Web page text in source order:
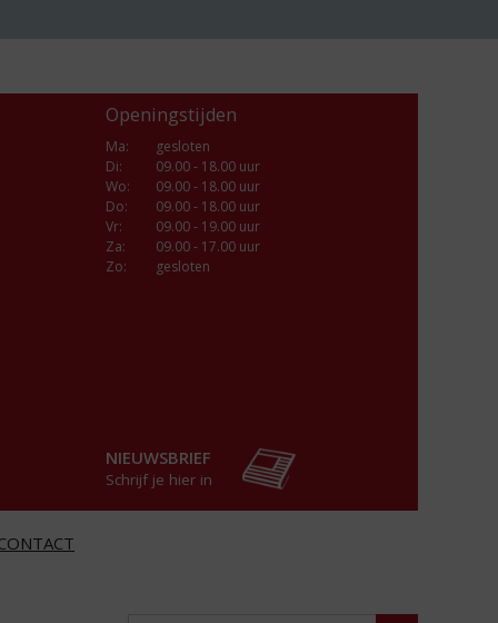
Openingstijden
Ma:
gesloten
Di:
09.00 - 18.00 uur
Wo:
09.00 - 18.00 uur
Do:
09.00 - 18.00 uur
Vr:
09.00 - 19.00 uur
Za:
09.00 - 17.00 uur
Zo:
gesloten
NIEUWSBRIEF
Schrijf je hier in